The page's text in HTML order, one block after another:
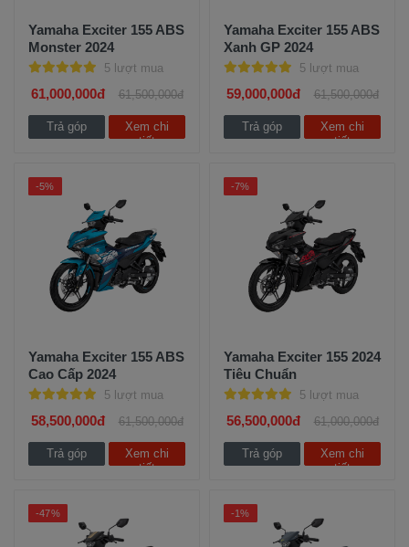
Yamaha Exciter 155 ABS
Monster 2024
5 lượt mua
61,000,000đ 61,500,000đ
Trả góp
Xem chi
tiết
Yamaha Exciter 155 ABS
Xanh GP 2024
5 lượt mua
59,000,000đ 61,500,000đ
Trả góp
Xem chi
tiết
-5%
Yamaha Exciter 155 ABS
Cao Cấp 2024
5 lượt mua
58,500,000đ 61,500,000đ
Trả góp
Xem chi
tiết
-7%
Yamaha Exciter 155 2024
Tiêu Chuẩn
5 lượt mua
56,500,000đ 61,000,000đ
Trả góp
Xem chi
tiết
-47% -1%